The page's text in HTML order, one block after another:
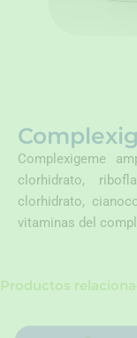
Complexigeme
clorhidrato,
clorhidrato,
vitaminas del
Productos